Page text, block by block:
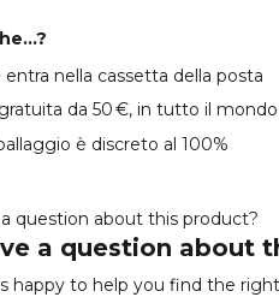
nella cassetta della posta
da 50 €, in tutto il mondo
è discreto al 100%
a question about
happy to help you find the